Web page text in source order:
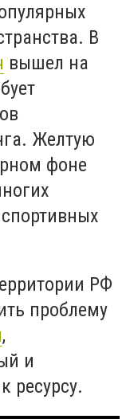
В
вышел на
Желтую
фоне
РФ
проблему
,
и
ресурсу.